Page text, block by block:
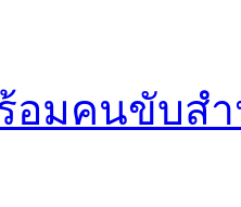
อมคนขับส